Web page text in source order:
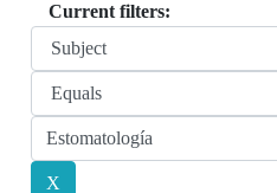
Current filters: